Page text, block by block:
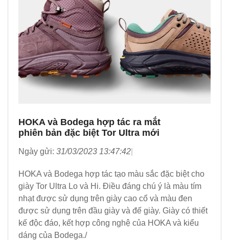
HOKA và Bodega hợp tác ra mắt
phiên bản đặc biệt Tor Ultra mới
Ngày gửi: 31/03/2023 13:47:42
HOKA và Bodega hợp tác tạo màu sắc đặc biệt cho
giày Tor Ultra Lo và Hi. Điều đáng chú ý là màu tím
nhạt được sử dụng trên giày cao cổ và màu đen
được sử dụng trên đầu giày và đế giày. Giày có thiết
kế độc đáo, kết hợp công nghệ của HOKA và kiểu
dáng của Bodega./